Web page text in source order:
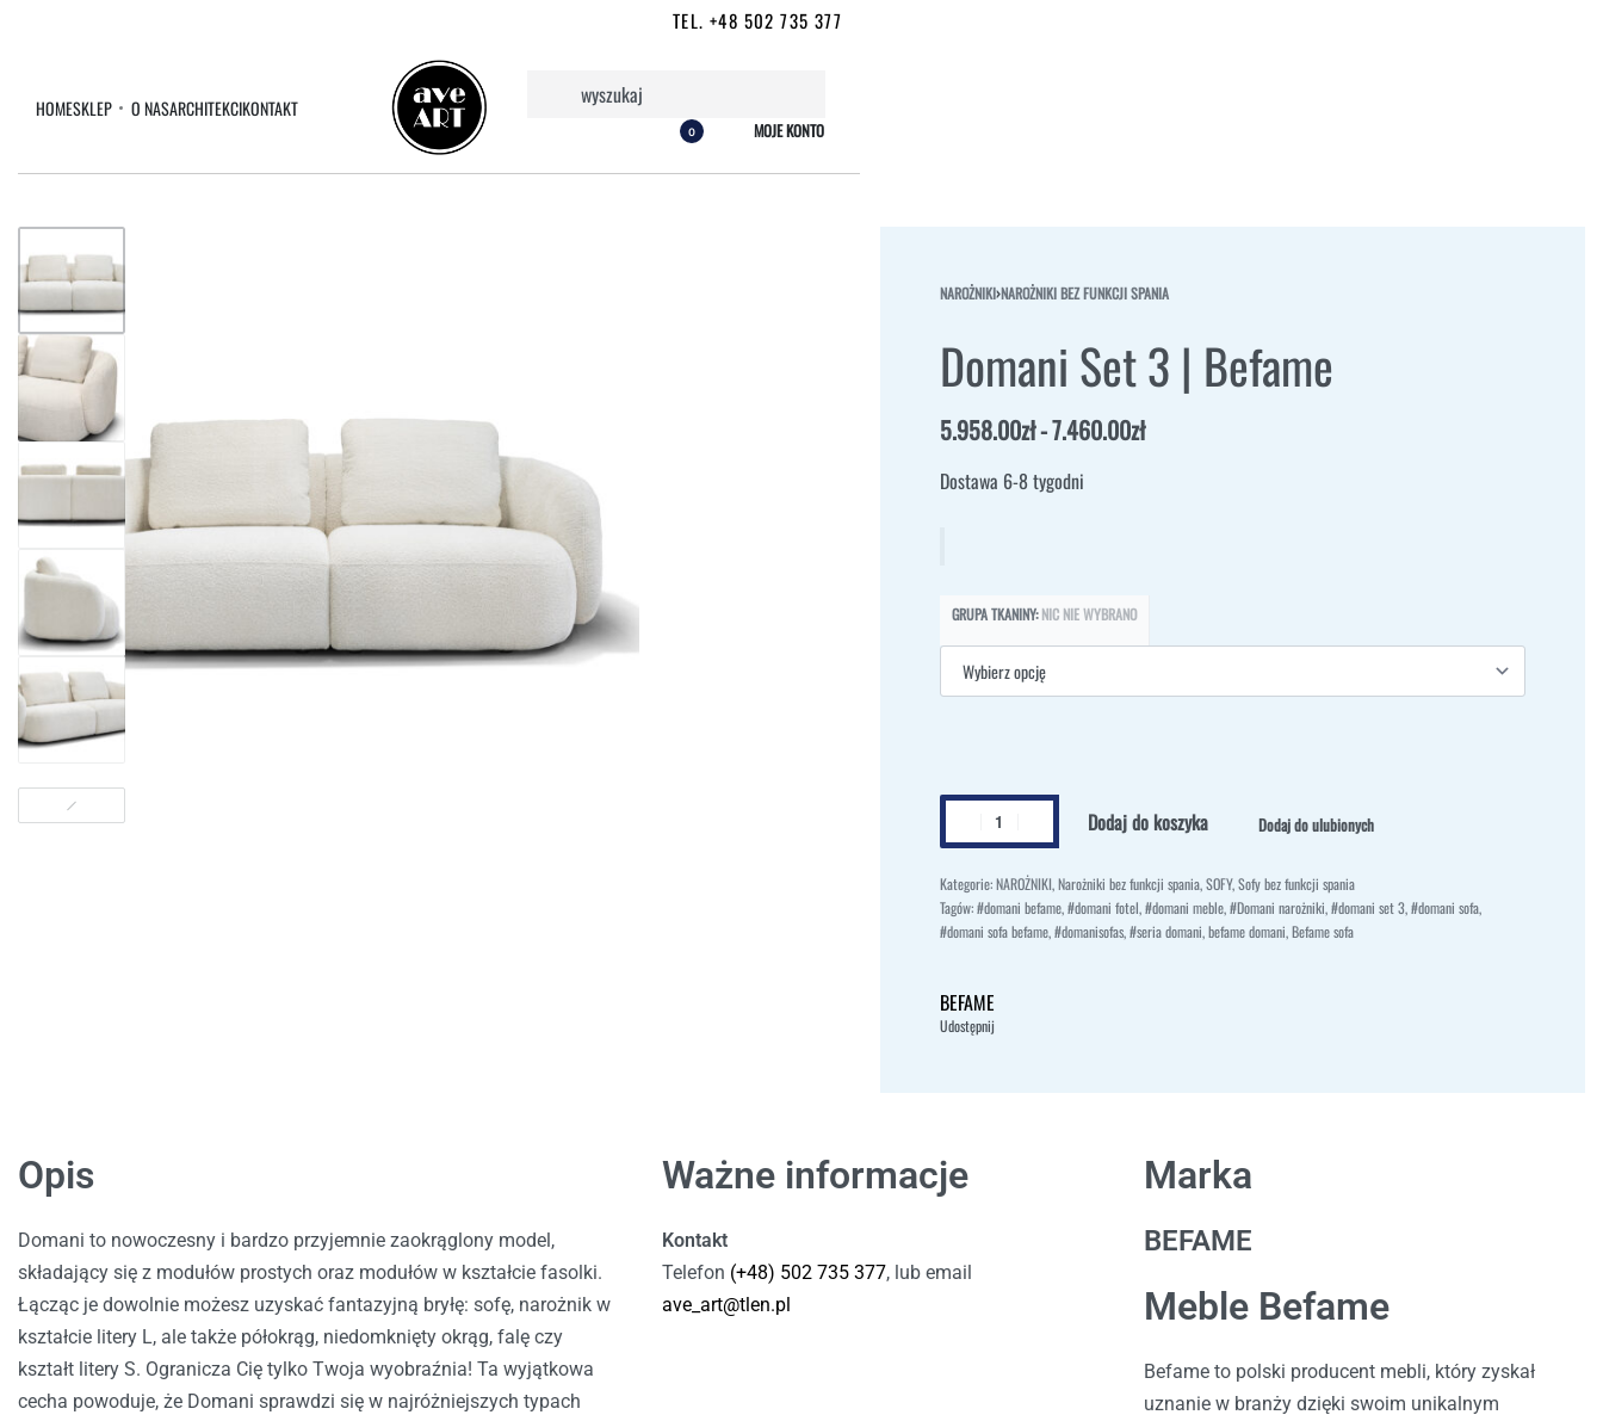
TEL. +48 502 735 377
HOMESKLEP O NASARCHITEKCIKONTAKT
0 MOJE KONTO
NAROŻNIKI›NAROŻNIKI BEZ FUNKCJI SPANIA
Domani Set 3 | Befame
5.958.00zł 7.460.00zł
Dostawa 6-8 tygodni
GRUPA TKANINY: NIC NIE WYBRANO
Dodaj do koszyka Dodaj do ulubionych
Kategorie:NAROŻNIKI,Narożniki bez funkcji spania,SOFY,Sofy bez funkcji spania
Tagów:#domani befame,#domani fotel,#domani meble,#Domani narożniki,#domani set 3,#domani sofa,
#domani sofa befame,#domanisofas,#seria domani,befame domani,Befame sofa
BEFAME
Udostępnij
Opis
Domani to nowoczesny i bardzo przyjemnie zaokrąglony model,
składający się z modułów prostych oraz modułów w kształcie fasolki.
Łącząc je dowolnie możesz uzyskać fantazyjną bryłę: sofę, narożnik w
kształcie litery L, ale także półokrąg, niedomknięty okrąg, falę czy
kształt litery S. Ogranicza Cię tylko Twoja wyobraźnia! Ta wyjątkowa
cecha powoduje, że Domani sprawdzi się w najróżniejszych typach
Ważne informacje
Kontakt
Telefon (+48) 502 735 377, lub email
ave_art@tlen.pl
Marka
BEFAME
Meble Befame
Befame to polski producent mebli, który zyskał
uznanie w branży dzięki swoim unikalnym